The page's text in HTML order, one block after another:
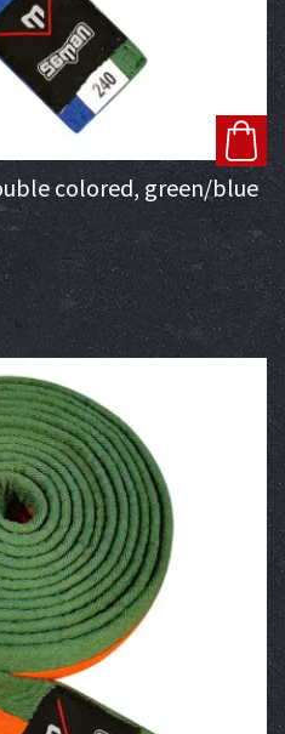
colored, green/blue